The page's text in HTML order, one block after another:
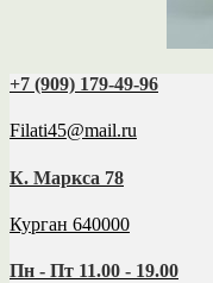
+7 (909) 179‑49-96
Filati45@mail.ru
К. Маркса 78
Курган 640000
Пн - Пт 11.00 - 19.00